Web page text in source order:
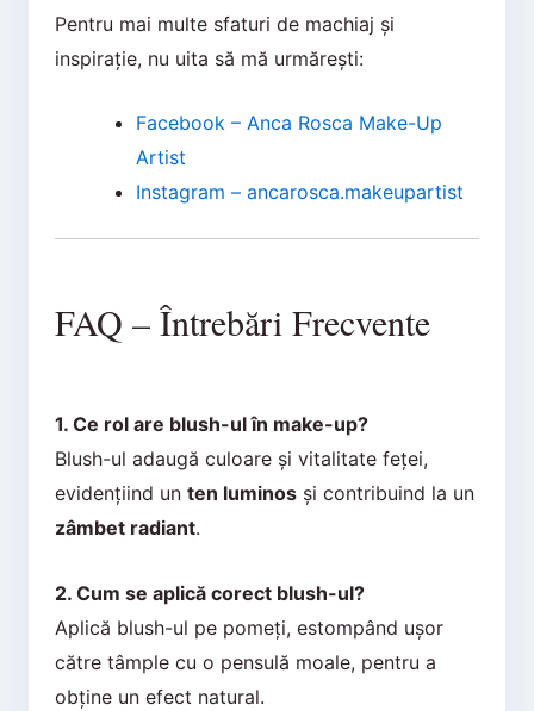
Pentru mai multe sfaturi de machiaj și
inspirație, nu uita să mă urmărești:
Facebook – Anca Rosca Make-Up
Artist
Instagram – ancarosca.makeupartist
FAQ – Întrebări Frecvente
1. Ce rol are blush-ul în make-up?
Blush-ul adaugă culoare și vitalitate feței,
evidențiind un ten luminosși contribuind la un
zâmbet radiant.
2. Cum se aplică corect blush-ul?
Aplică blush-ul pe pomeți, estompând ușor
către tâmple cu o pensulă moale, pentru a
obține un efect natural.